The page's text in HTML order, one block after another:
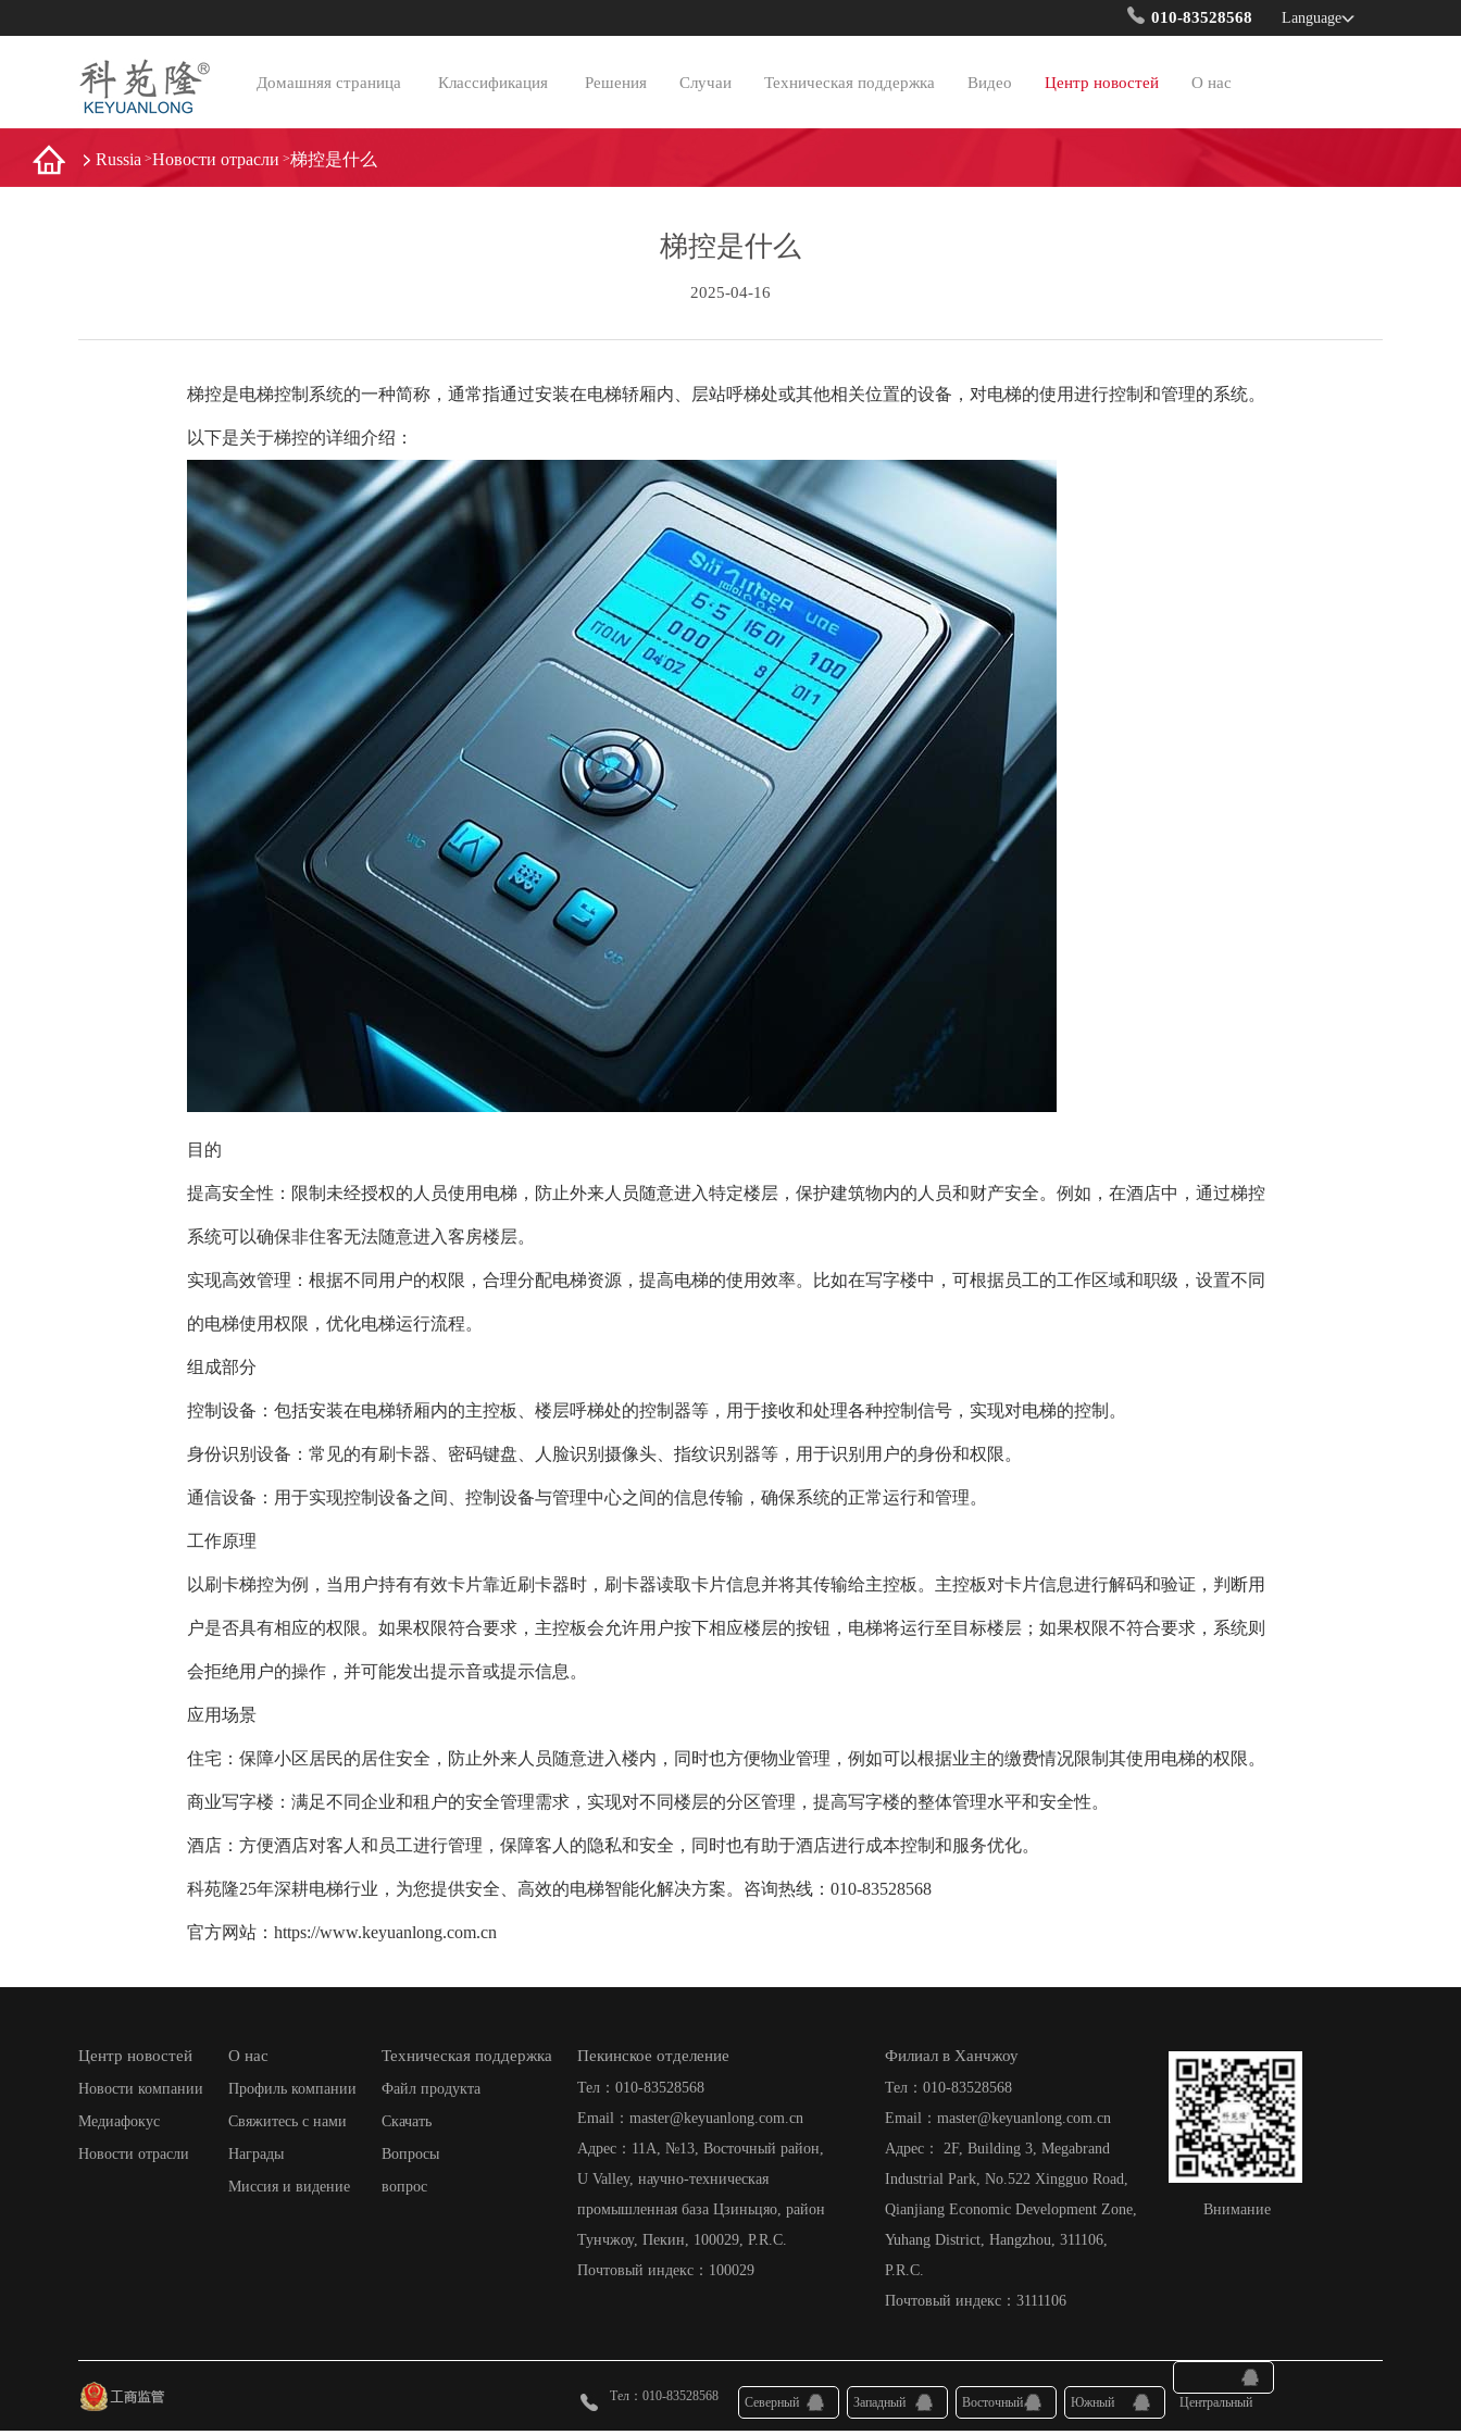
Language
010-83528568
Домашняя страница Классификация Решения Случаи Техническая поддержка Видео Центр новостей О нас
Russia >Новости отрасли >梯控是什么
梯控是什么
2025-04-16
梯控是电梯控制系统的一种简称，通常指通过安装在电梯轿厢内、层站呼梯处或其他相关位置的设备，对电梯的使用进行控制和管理的系统。
以下是关于梯控的详细介绍：
目的
提高安全性：限制未经授权的人员使用电梯，防止外来人员随意进入特定楼层，保护建筑物内的人员和财产安全。例如，在酒店中，通过梯控
系统可以确保非住客无法随意进入客房楼层。
实现高效管理：根据不同用户的权限，合理分配电梯资源，提高电梯的使用效率。比如在写字楼中，可根据员工的工作区域和职级，设置不同
的电梯使用权限，优化电梯运行流程。
组成部分
控制设备：包括安装在电梯轿厢内的主控板、楼层呼梯处的控制器等，用于接收和处理各种控制信号，实现对电梯的控制。
身份识别设备：常见的有刷卡器、密码键盘、人脸识别摄像头、指纹识别器等，用于识别用户的身份和权限。
通信设备：用于实现控制设备之间、控制设备与管理中心之间的信息传输，确保系统的正常运行和管理。
工作原理
以刷卡梯控为例，当用户持有有效卡片靠近刷卡器时，刷卡器读取卡片信息并将其传输给主控板。主控板对卡片信息进行解码和验证，判断用
户是否具有相应的权限。如果权限符合要求，主控板会允许用户按下相应楼层的按钮，电梯将运行至目标楼层；如果权限不符合要求，系统则
会拒绝用户的操作，并可能发出提示音或提示信息。
应用场景
住宅：保障小区居民的居住安全，防止外来人员随意进入楼内，同时也方便物业管理，例如可以根据业主的缴费情况限制其使用电梯的权限。
商业写字楼：满足不同企业和租户的安全管理需求，实现对不同楼层的分区管理，提高写字楼的整体管理水平和安全性。
酒店：方便酒店对客人和员工进行管理，保障客人的隐私和安全，同时也有助于酒店进行成本控制和服务优化。
科苑隆25年深耕电梯行业，为您提供安全、高效的电梯智能化解决方案。咨询热线：010-83528568
官方网站：https://www.keyuanlong.com.cn
Центр новостей
Новости компании
Медиафокус
Новости отрасли
О нас
Профиль компании
Свяжитесь с нами
Награды
Миссия и видение
Техническая поддержка
Файл продукта
Скачать
Вопросы
вопрос
Пекинское отделение
Тел：010-83528568
Email：master@keyuanlong.com.cn
Адрес：11A, №13, Восточный район,
U Valley, научно-техническая
промышленная база Цзиньцяо, район
Тунчжоу, Пекин, 100029, P.R.C.
Почтовый индекс：100029
Филиал в Ханчжоу
Тел：010-83528568
Email：master@keyuanlong.com.cn
Адрес： 2F, Building 3, Megabrand
Industrial Park, No.522 Xingguo Road,
Qianjiang Economic Development Zone,
Yuhang District, Hangzhou, 311106,
P.R.C.
Почтовый индекс：3111106
Внимание
Тел：010-83528568 Северный Западный Восточный Южный Центральный